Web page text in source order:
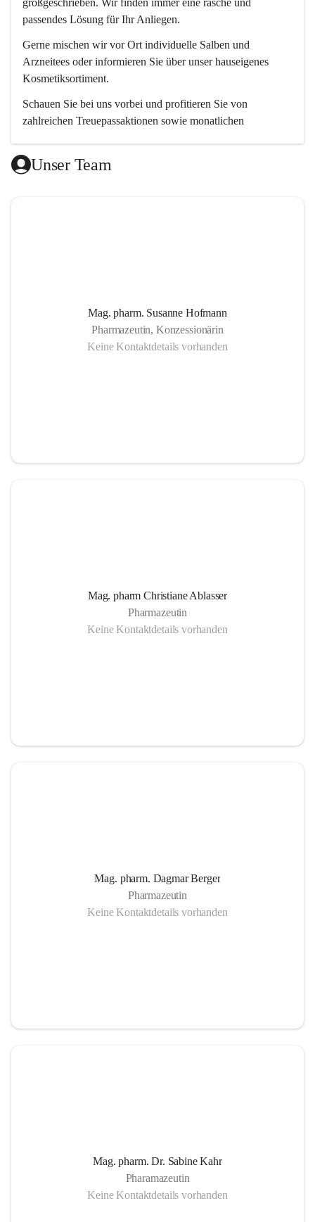
großgeschrieben. Wir finden immer eine rasche und
passendes Lösung für Ihr Anliegen.
Gerne mischen wir vor Ort individuelle Salben und
Arzneitees oder informieren Sie über unser hauseigenes
Kosmetiksortiment.
Schauen Sie bei uns vorbei und profitieren Sie von
zahlreichen Treuepassaktionen sowie monatlichen
Wir freuen uns auf Ihren Besuch! 😊
Unser Team
Mag. pharm. Susanne Hofmann
Pharmazeutin, Konzessionärin
Keine Kontaktdetails vorhanden
Mag. pharm Christiane Ablasser
Pharmazeutin
Keine Kontaktdetails vorhanden
Mag. pharm. Dagmar Berger
Pharmazeutin
Keine Kontaktdetails vorhanden
Mag. pharm. Dr. Sabine Kahr
Pharamazeutin
Keine Kontaktdetails vorhanden